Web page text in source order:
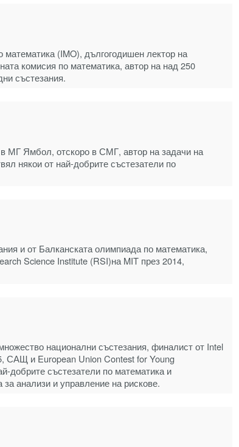
(IMO), дългогодишен лектор на
комисия по математика, автор на над 250
състезания.
МГ Ямбол, отскоро в СМГ, автор на задачи на
някои от най-добрите състезатели по
и от Балканската олимпиада по математика,
Science Institute (RSI)на MIT през 2014,
национални състезания, финалист от Intel
САЩ и European Union Contest for Young
добрите състезатели по математика и
анализи и управление на рискове.